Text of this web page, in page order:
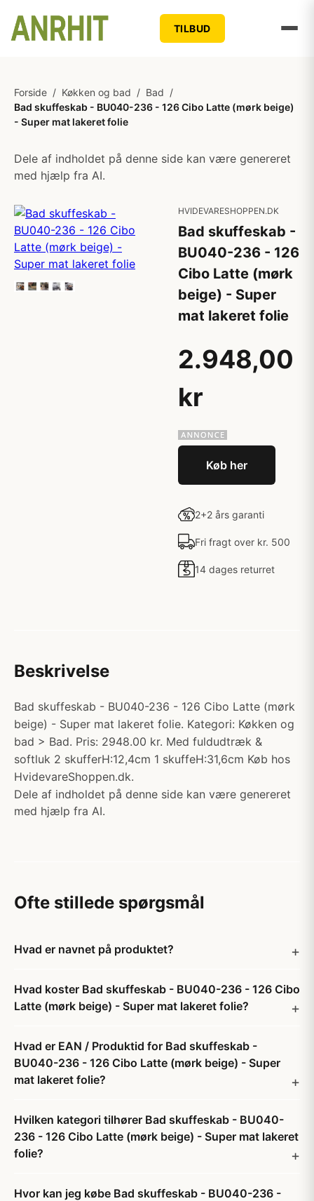
TILBUD
Forside / Køkken og bad / Bad /
Bad skuffeskab - BU040-236 - 126 Cibo Latte (mørk beige)
- Super mat lakeret folie
Dele af indholdet på denne side kan være genereret
med hjælp fra AI.
HVIDEVARESHOPPEN.DK
Bad skuffeskab -
BU040-236 - 126
Cibo Latte (mørk
beige) - Super
mat lakeret folie
2.948,00
kr
Køb her
2+2 års garanti
Fri fragt over kr. 500
14 dages returret
Beskrivelse
Bad skuffeskab - BU040-236 - 126 Cibo Latte (mørk
beige) - Super mat lakeret folie. Kategori: Køkken og
bad > Bad. Pris: 2948.00 kr. Med fuldudtræk &
softluk 2 skufferH:12,4cm 1 skuffeH:31,6cm Køb hos
HvidevareShoppen.dk.
Dele af indholdet på denne side kan være genereret
med hjælp fra AI.
Ofte stillede spørgsmål
Hvad er navnet på produktet?
Hvad koster Bad skuffeskab - BU040-236 - 126 Cibo
Latte (mørk beige) - Super mat lakeret folie?
Hvad er EAN / Produktid for Bad skuffeskab -
BU040-236 - 126 Cibo Latte (mørk beige) - Super
mat lakeret folie?
Hvilken kategori tilhører Bad skuffeskab - BU040-
236 - 126 Cibo Latte (mørk beige) - Super mat lakeret
folie?
Hvor kan jeg købe Bad skuffeskab - BU040-236 -